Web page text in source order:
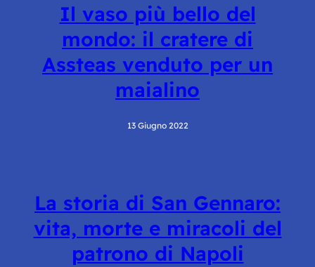
Il vaso più bello del
mondo: il cratere di
Assteas venduto per un
maialino
13 Giugno 2022
La storia di San Gennaro:
vita, morte e miracoli del
patrono di Napoli